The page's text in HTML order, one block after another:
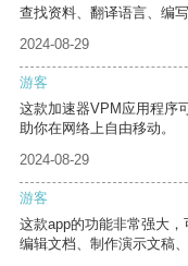
查找资料、翻译语言、编写
2024-08-29
游客
这款加速器VPM应用程序
助你在网络上自由移动。
2024-08-29
游客
这款app的功能非常强大
编辑文档、制作演示文稿